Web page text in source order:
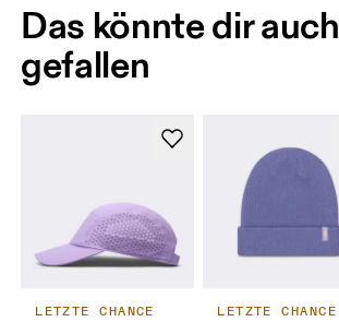
Das könnte dir auch
gefallen
LETZTE CHANCE LETZTE CHANCE